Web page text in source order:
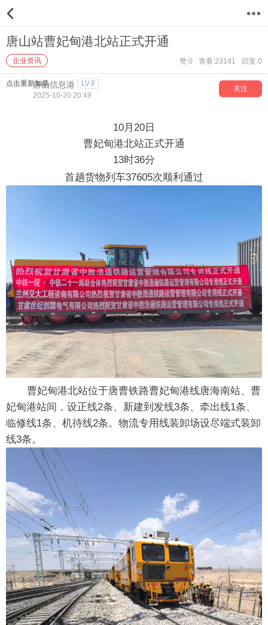
唐山站曹妃甸港北站正式开通
企业资讯 赞:0 查看:23141 回复:0
点击重新加载唐山信息港 LV.8
关注
2025-10-20 20:49
10月20日
曹妃甸港北站正式开通
13时36分
首趟货物列车37605次顺利通过
曹妃甸港北站位于唐曹铁路曹妃甸港线唐海南站、曹
妃甸港站间，设正线2条、新建到发线3条、牵出线1条、
临修线1条、机待线2条。物流专用线装卸场设尽端式装卸
线3条。